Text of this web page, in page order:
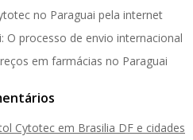
no Paraguai pela internet
O processo de envio internacional
em farmácias no Paraguai
Cytotec em Brasilia DF e cidades